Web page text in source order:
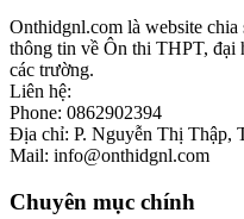
Onthidgnl.com là website chia
thông tin về Ôn thi THPT, đại
các trường.
Liên hệ:
Phone: 0862902394
Địa chỉ: P. Nguyễn Thị Thập,
Mail: info@onthidgnl.com
Chuyên mục chính